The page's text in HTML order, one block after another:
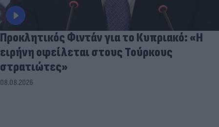
Προκλητικός Φιντάν για το Κυπριακό: «Η
ειρήνη οφείλεται στους Τούρκους
στρατιώτες»
08.08.2026